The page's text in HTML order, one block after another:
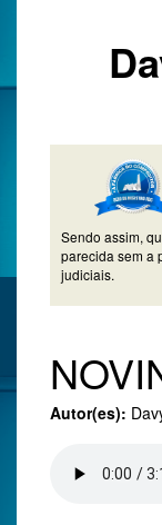
Sendo assim,
parecida sem a
judiciais.
Autor(es):